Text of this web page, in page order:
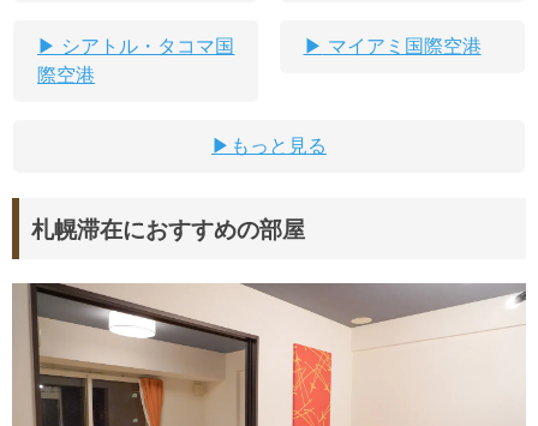
シアトル・タコマ国
際空港
マイアミ国際空港
もっと見る
札幌滞在におすすめの部屋